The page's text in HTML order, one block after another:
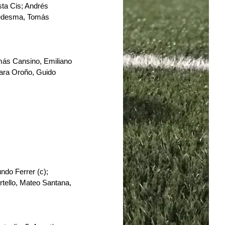
Cis; Andrés
Tomás
Cansino, Emiliano
Oroño, Guido
Ferrer (c);
Mateo Santana,